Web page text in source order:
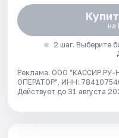
на
2 шаг. Выберите
Реклама. ООО
ОПЕРАТОР", ИНН:
Действует до 31 августа